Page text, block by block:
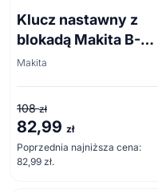
Klucz nastawny z
blokadą Makita B-
65470 250 mm
Makita
108zł
Pierwotna
cena
wynosiła:
82,99 zł
Aktualna
cena
wynosi:
Poprzednia najniższa cena:
82,99 zł.